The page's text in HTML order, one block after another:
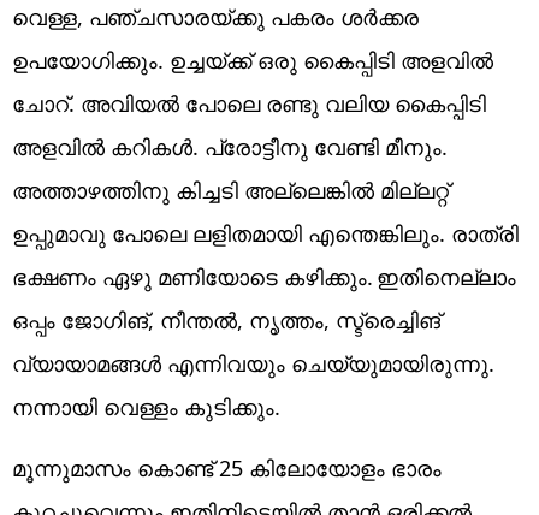
വെള്ള, പഞ്ചസാരയ്ക്കു പകരം ശർക്കര
ഉപയോഗിക്കും. ഉച്ചയ്‌ക്ക് ഒരു കൈപ്പിടി അളവിൽ
ചോറ്. അവിയൽ പോലെ രണ്ടു വലിയ കൈപ്പിടി
അളവിൽ കറികൾ. പ്രോട്ടീനു വേണ്ടി മീനും.
അത്താഴത്തിനു കിച്ചടി അല്ലെങ്കിൽ മില്ലറ്റ്
ഉപ്പുമാവു പോലെ ലളിതമായി എന്തെങ്കിലും. രാത്രി
ഭക്ഷണം ഏഴു മണിയോടെ കഴിക്കും. ഇതിനെല്ലാം
ഒപ്പം ജോഗിങ്, നീന്തൽ, നൃത്തം, സ്ട്രെച്ചിങ്
വ്യായാമങ്ങൾ എന്നിവയും ചെയ്യുമായിരുന്നു.
നന്നായി വെള്ളം കുടിക്കും.
മൂന്നുമാസം കൊണ്ട് 25 കിലോയോളം ഭാരം